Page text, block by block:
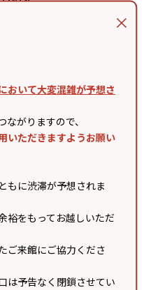
おいて大変混雑が予想さ
がりますので、
いただきますようお願い
もに渋滞が予想されま
裕をもってお越しいただ
ご来館にご協力くださ
は予告なく閉鎖させてい
MAISON
ティックメゾン）
MAP